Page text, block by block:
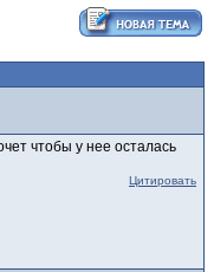
чтобы у нее осталась
Цитировать